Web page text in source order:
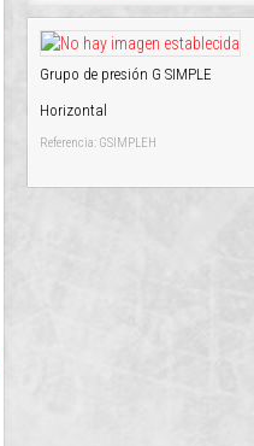
Grupo de presión G SIMPLE
Horizontal
Referencia: GSIMPLEH